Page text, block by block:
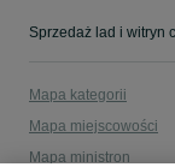
Mapa kategorii
Mapa miejscowości
Mapa ministron